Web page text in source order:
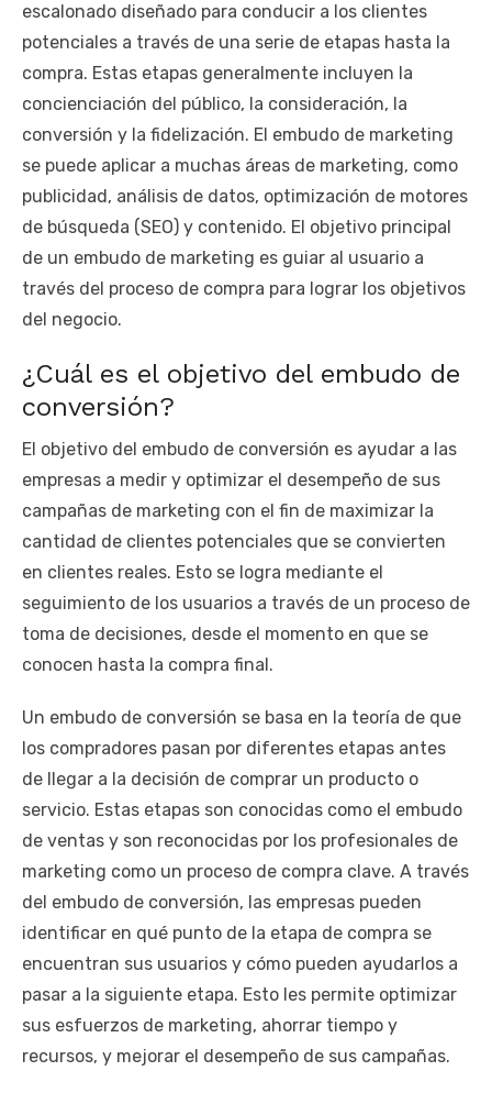
escalonado diseñado para conducir a los clientes
potenciales a través de una serie de etapas hasta la
compra. Estas etapas generalmente incluyen la
concienciación del público, la consideración, la
conversión y la fidelización. El embudo de marketing
se puede aplicar a muchas áreas de marketing, como
publicidad, análisis de datos, optimización de motores
de búsqueda (SEO) y contenido. El objetivo principal
de un embudo de marketing es guiar al usuario a
través del proceso de compra para lograr los objetivos
del negocio.
¿Cuál es el objetivo del embudo de
conversión?
El objetivo del embudo de conversión es ayudar a las
empresas a medir y optimizar el desempeño de sus
campañas de marketing con el fin de maximizar la
cantidad de clientes potenciales que se convierten
en clientes reales. Esto se logra mediante el
seguimiento de los usuarios a través de un proceso de
toma de decisiones, desde el momento en que se
conocen hasta la compra final.
Un embudo de conversión se basa en la teoría de que
los compradores pasan por diferentes etapas antes
de llegar a la decisión de comprar un producto o
servicio. Estas etapas son conocidas como el embudo
de ventas y son reconocidas por los profesionales de
marketing como un proceso de compra clave. A través
del embudo de conversión, las empresas pueden
identificar en qué punto de la etapa de compra se
encuentran sus usuarios y cómo pueden ayudarlos a
pasar a la siguiente etapa. Esto les permite optimizar
sus esfuerzos de marketing, ahorrar tiempo y
recursos, y mejorar el desempeño de sus campañas.